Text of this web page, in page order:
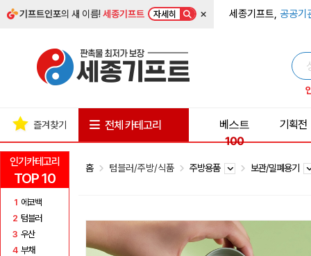
기프트인포의 새 이름!세종기프트 자세히 × 세종기프트, 공공기
인기카테고리
TOP 10
1 에코백
2 텀블러
3 우산
4 부채
즐겨찾기 전체 카테고리
베스트
100
기획전
홈 텀블러/주방/식품 주방용품 보관/밀폐용기